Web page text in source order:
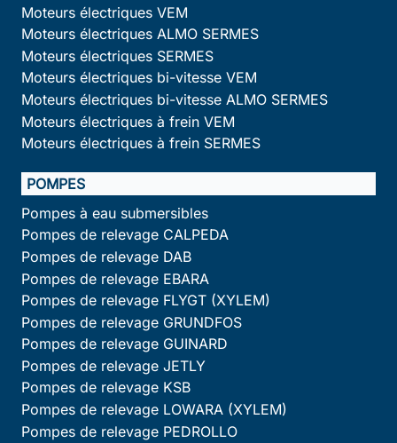
Moteurs électriques VEM
Moteurs électriques ALMO SERMES
Moteurs électriques SERMES
Moteurs électriques bi-vitesse VEM
Moteurs électriques bi-vitesse ALMO SERMES
Moteurs électriques à frein VEM
Moteurs électriques à frein SERMES
POMPES
Pompes à eau submersibles
Pompes de relevage CALPEDA
Pompes de relevage DAB
Pompes de relevage EBARA
Pompes de relevage FLYGT (XYLEM)
Pompes de relevage GRUNDFOS
Pompes de relevage GUINARD
Pompes de relevage JETLY
Pompes de relevage KSB
Pompes de relevage LOWARA (XYLEM)
Pompes de relevage PEDROLLO